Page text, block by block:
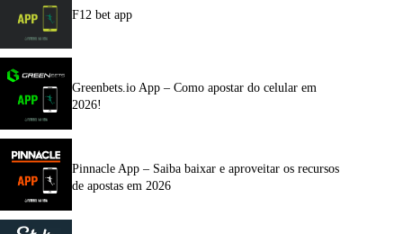
F12 bet app
Greenbets.io App – Como apostar do celular em
2026!
Pinnacle App – Saiba baixar e aproveitar os recursos
de apostas em 2026